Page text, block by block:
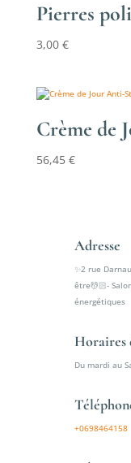
Pierres
3,00 €
Crème de
56,45 €
Adresse
✨2 rue
être💆🏻-
énergétiques
Horaires
Du mardi au
+0698464158